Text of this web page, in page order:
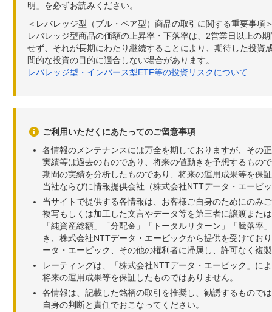
明」を必ずお読みください。
＜レバレッジ型（ブル・ベア型）商品の取引に関する重要事項
レバレッジ型商品の価額の上昇率・下落率は、2営業日以上の
せず、それが長期にわたり継続することにより、期待した投
間的な投資の目的に適合しない場合があります。
レバレッジ型・インバース型ETF等の投資リスクについて
ご利用いただくにあたってのご留意事項
各情報のメンテナンスには万全を期しておりますが、その
実績等は過去のものであり、将来の値動きを予想するもの
期間の実績を分析したものであり、将来の運用成果等を保
当社ならびに情報提供会社（株式会社NTTデータ・エービ
当サイトで提供する各情報は、お客様ご自身のためにのみ
複写もしくは加工した文言やデータ等を第三者に譲渡また
「純資産総額」「分配金」「トータルリターン」「騰落
き、株式会社NTTデータ・エービックから提供を受けてお
ータ・エービック、その他の権利者に帰属し、許可なく複
レーティングは、「株式会社NTTデータ・エービック」に
将来の運用成果等を保証したものではありません。
各情報は、記載した銘柄の取引を推奨し、勧誘するもので
自身の判断と責任でおこなってください。